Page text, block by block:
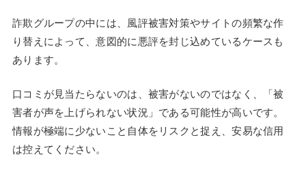
詐欺グループの中には、風評被害対策やサイトの頻繁な作
り替えによって、意図的に悪評を封じ込めているケースも
あります。
口コミが見当たらないのは、被害がないのではなく、「被
害者が声を上げられない状況」である可能性が高いです。
情報が極端に少ないこと自体をリスクと捉え、安易な信用
は控えてください。